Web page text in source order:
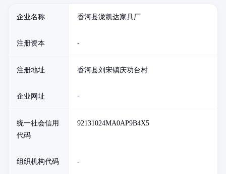
企业名称 香河县泷凯达家具厂
注册资本 -
注册地址 香河县刘宋镇庆功台村
企业网址 -
统一社会信用
代码
92131024MA0AP9B4X5
组织机构代码 -